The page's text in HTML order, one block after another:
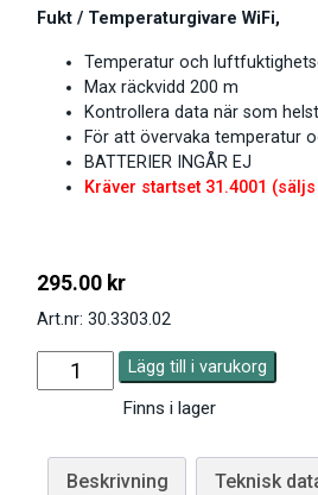
Fukt / Temperaturgivare WiFi,
Temperatur och
Max räckvidd 200 m
Kontrollera data när som
För att övervaka temperatur
BATTERIER INGÅR EJ
Kräver startset 31.4001
295.00 kr
Art.nr: 30.3303.02
Lägg till i varukorg
Finns i lager
Beskrivning Teknisk